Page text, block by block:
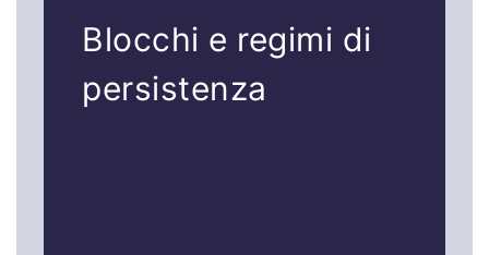
Blocchi e regimi di
persistenza